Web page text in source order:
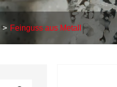
Feinguss aus Metall